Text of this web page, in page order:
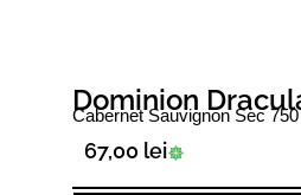
Dominion
Cabernet Sauvignon Sec
67,00 lei